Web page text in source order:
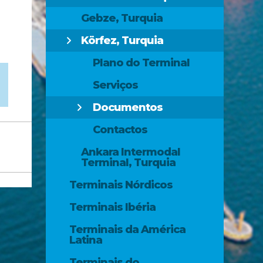
Gebze, Turquia
Körfez, Turquia
Plano do Terminal
Serviços
Documentos
Contactos
Ankara Intermodal
Terminal, Turquia
Terminais Nórdicos
Terminais Ibéria
Terminais da América
Latina